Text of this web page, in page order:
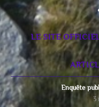
LE SITE
Enquête
3